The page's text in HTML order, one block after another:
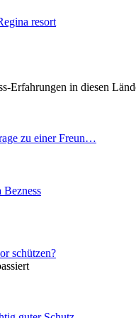
resort
Erfahrungen in diesen
zu einer Freun…
Bezness
schützen?